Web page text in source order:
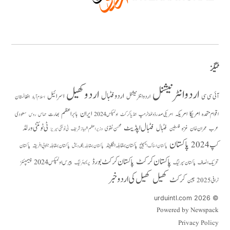
ٹیگز
آئی سی سی اردو انٹرنیشنل اردو انٹر نیشنل اردو فٹبالاردو کھیل اسرائیل اسلام آباد افغانستان
اقوام متحدہ امریکا امریکہ امریکی صدر ڈونلڈ ٹرمپ انڈیا کرکٹ اولمپکس 2024 ایران بابر اعظم بھارت حماس روس سعودی
عرب عمران خان غزہ فلسطین فٹبال فٹبال اپڈیٹ محسن نقوی وزیراعظم شہباز شریف ٹی ٹوئنٹی سیریز ٹی ٹوئنٹی ورلڈ
کپ 2024
پاکستان پاکستان اسٹاک ایکسچینج پاکستان بمقابلہ انگلینڈ پاکستان بمقابلہ بنگلہ دیش پاکستان بمقابلہ جنوبی افریقہ پاکستان
تحریک انصاف پاکستان سپر لیگ پاکستان کرکٹ پاکستان کرکٹ بورڈ پریمیئر لیگ پیرس اولمپکس 2024
چیمپئنز
ٹرافی 2025
چین کرکٹ کھیل کھیل کی اردو خبر
© 2026 urduintl.com
Powered by Newspack
Privacy Policy